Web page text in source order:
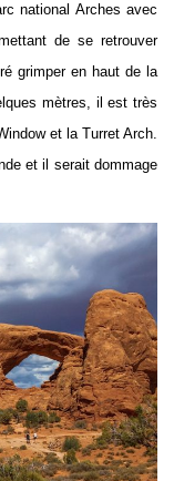
national Arches avec
de se retrouver
grimper en haut de la
mètres, il est très
et la Turret Arch.
et il serait dommage